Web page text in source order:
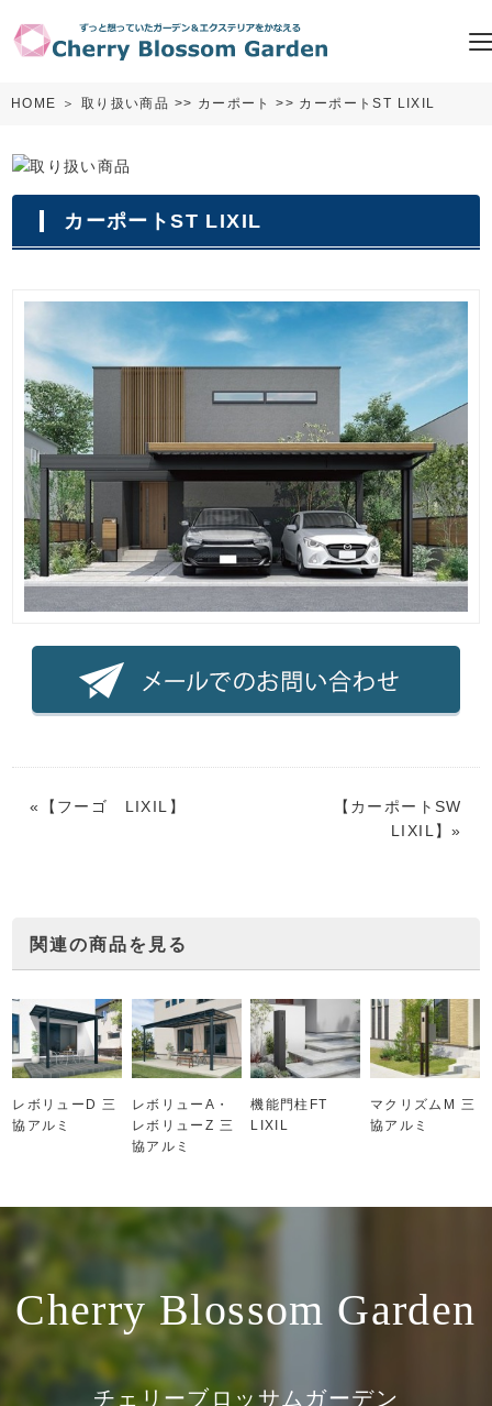
HOME ＞ 取り扱い商品 >> カーポート >> カーポートST LIXIL
カーポートST LIXIL
«【 フーゴ LIXIL 】 【 カーポートSW
LIXIL】»
関連の商品を見る
レボリューD 三
協アルミ
レボリューA・
レボリューZ 三
協アルミ
機能門柱FT
LIXIL
マクリズムM 三
協アルミ
Cherry Blossom Garden
チェリーブロッサムガーデン